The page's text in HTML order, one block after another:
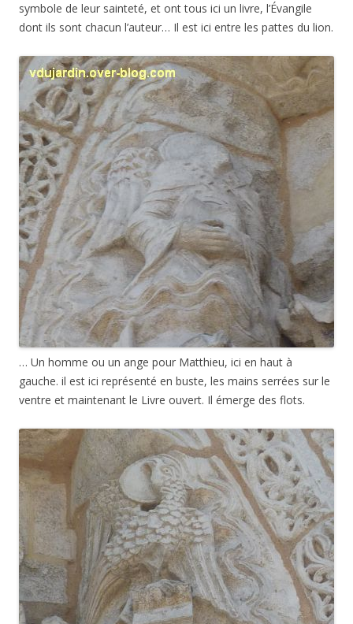
symbole de leur sainteté, et ont tous ici un livre, l’Évangile
dont ils sont chacun l’auteur… Il est ici entre les pattes du lion.
… Un homme ou un ange pour Matthieu, ici en haut à
gauche. il est ici représenté en buste, les mains serrées sur le
ventre et maintenant le Livre ouvert. Il émerge des flots.